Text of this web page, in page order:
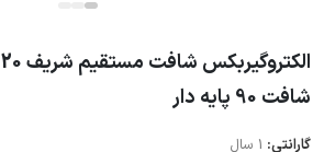
شافت 90 پایه دار
گارانتی: 1 سال